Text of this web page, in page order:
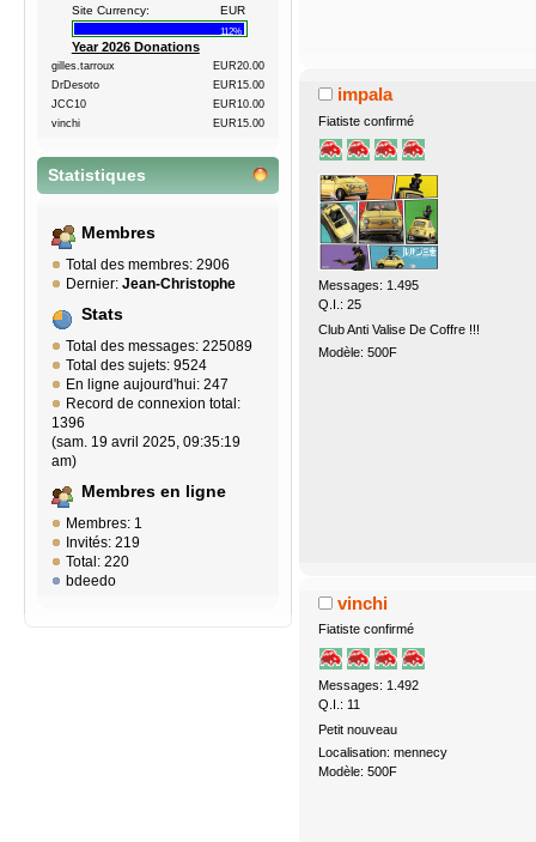
Site Currency:
EUR
112%
Year 2026 Donations
gilles.tarroux
EUR20.00
DrDesoto
EUR15.00
JCC10
EUR10.00
vinchi
EUR15.00
Statistiques
Membres
Total des membres: 2906
Dernier: Jean-Christophe
Stats
Total des messages: 225089
Total des sujets: 9524
En ligne aujourd'hui: 247
Record de connexion total:
1396
(sam. 19 avril 2025, 09:35:19
am)
Membres en ligne
Membres: 1
Invités: 219
Total: 220
bdeedo
impala
Fiatiste confirmé
Messages: 1.495
Q.I.: 25
Club Anti Valise De Coffre !!!
Modèle: 500F
vinchi
Fiatiste confirmé
Messages: 1.492
Q.I.: 11
Petit nouveau
Localisation: mennecy
Modèle: 500F